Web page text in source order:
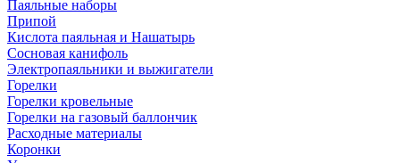
Паяльные наборы
Припой
Кислота паяльная и Нашатырь
Сосновая канифоль
Электропаяльники и выжигатели
Горелки
Горелки кровельные
Горелки на газовый баллончик
Расходные материалы
Коронки